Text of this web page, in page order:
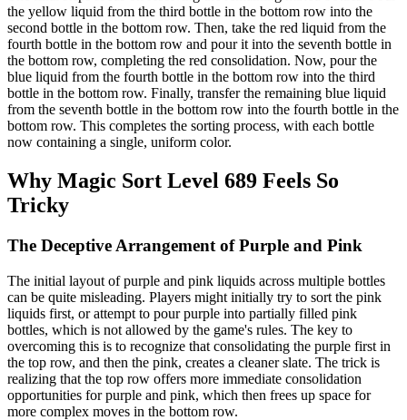
the yellow liquid from the third bottle in the bottom row into the
second bottle in the bottom row. Then, take the red liquid from the
fourth bottle in the bottom row and pour it into the seventh bottle in
the bottom row, completing the red consolidation. Now, pour the
blue liquid from the fourth bottle in the bottom row into the third
bottle in the bottom row. Finally, transfer the remaining blue liquid
from the seventh bottle in the bottom row into the fourth bottle in the
bottom row. This completes the sorting process, with each bottle
now containing a single, uniform color.
Why Magic Sort Level 689 Feels So
Tricky
The Deceptive Arrangement of Purple and Pink
The initial layout of purple and pink liquids across multiple bottles
can be quite misleading. Players might initially try to sort the pink
liquids first, or attempt to pour purple into partially filled pink
bottles, which is not allowed by the game's rules. The key to
overcoming this is to recognize that consolidating the purple first in
the top row, and then the pink, creates a cleaner slate. The trick is
realizing that the top row offers more immediate consolidation
opportunities for purple and pink, which then frees up space for
more complex moves in the bottom row.